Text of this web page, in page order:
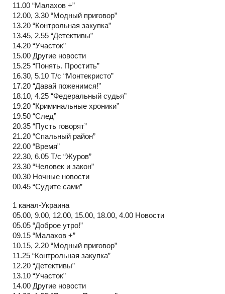
11.00 “Малахов +”
12.00, 3.30 “Модный приговор”
13.20 “Контрольная закупка”
13.45, 2.55 “Детективы”
14.20 “Участок”
15.00 Другие новости
15.25 “Понять. Простить”
16.30, 5.10 Т/с “Монтекристо”
17.20 “Давай поженимся!”
18.10, 4.25 “Федеральный судья”
19.20 “Криминальные хроники”
19.50 “След”
20.35 “Пусть говорят”
21.20 “Спальный район”
22.00 “Время”
22.30, 6.05 Т/с “Журов”
23.30 “Человек и закон”
00.30 Ночные новости
00.45 “Судите сами”
1 канал-Украина
05.00, 9.00, 12.00, 15.00, 18.00, 4.00 Новости
05.05 “Доброе утро!”
09.15 “Малахов +”
10.15, 2.20 “Модный приговор”
11.25 “Контрольная закупка”
12.20 “Детективы”
13.10 “Участок”
14.00 Другие новости